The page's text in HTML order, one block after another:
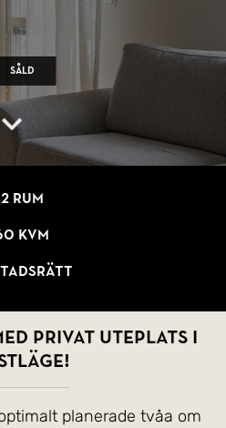
Såld
2 rum
kvm
privat uteplats i
planerade tvåa om